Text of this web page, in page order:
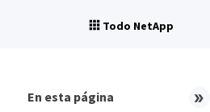
Todo NetApp
En esta página